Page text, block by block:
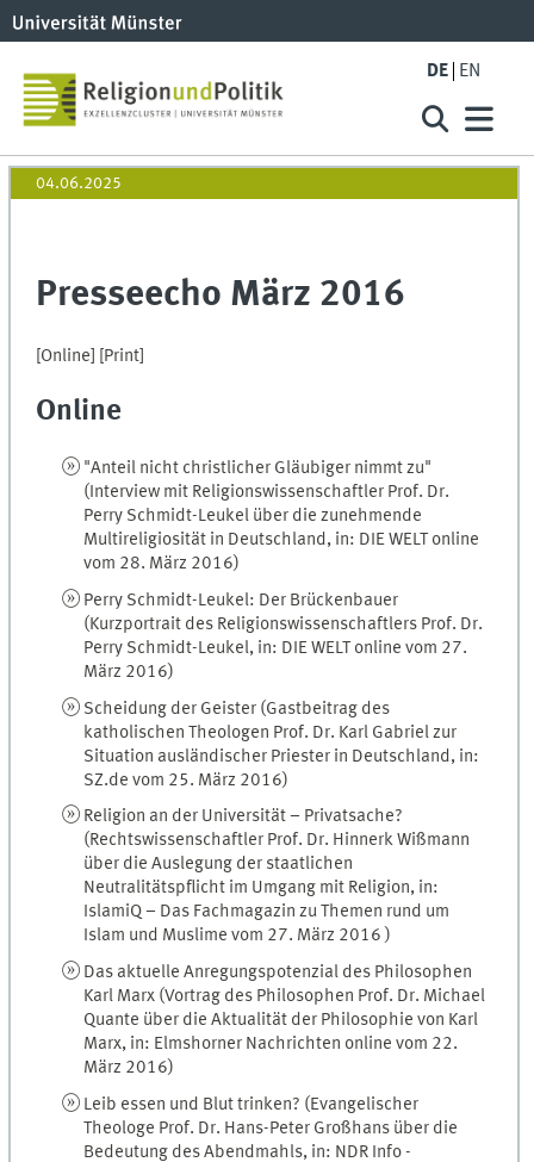
DE EN
04.06.2025
Presseecho März 2016
[Online] [Print]
Online
"Anteil nicht christlicher Gläubiger nimmt zu"
(Interview mit Religionswissenschaftler Prof. Dr.
Perry Schmidt-Leukel über die zunehmende
Multireligiosität in Deutschland, in: DIE WELT online
vom 28. März 2016)
Perry Schmidt-Leukel: Der Brückenbauer
(Kurzportrait des Religionswissenschaftlers Prof. Dr.
Perry Schmidt-Leukel, in: DIE WELT online vom 27.
März 2016)
Scheidung der Geister (Gastbeitrag des
katholischen Theologen Prof. Dr. Karl Gabriel zur
Situation ausländischer Priester in Deutschland, in:
SZ.de vom 25. März 2016)
Religion an der Universität – Privatsache?
(Rechtswissenschaftler Prof. Dr. Hinnerk Wißmann
über die Auslegung der staatlichen
Neutralitätspflicht im Umgang mit Religion, in:
IslamiQ – Das Fachmagazin zu Themen rund um
Islam und Muslime vom 27. März 2016 )
Das aktuelle Anregungspotenzial des Philosophen
Karl Marx (Vortrag des Philosophen Prof. Dr. Michael
Quante über die Aktualität der Philosophie von Karl
Marx, in: Elmshorner Nachrichten online vom 22.
März 2016)
Leib essen und Blut trinken? (Evangelischer
Theologe Prof. Dr. Hans-Peter Großhans über die
Bedeutung des Abendmahls, in: NDR Info -